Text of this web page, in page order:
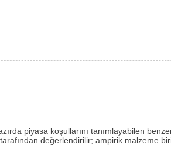
piyasa koşullarını tanımlayabilen
değerlendirilir; ampirik malzeme